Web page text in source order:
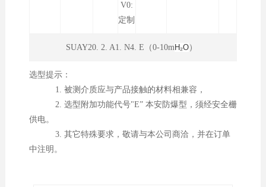
V0:
定制
SUAY20. 2. A1. N4. E（0-10mH₂O）
选型提示：
1. 被测介质应与产品接触的材料相兼容，
2. 选型附加功能代号"E” 本安防爆型，须经安全栅
供电。
3. 其它特殊要求，敬请与本公司商洽，并在订单
中注明。